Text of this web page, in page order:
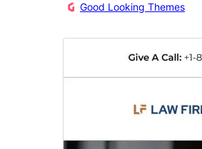
Good Looking Themes